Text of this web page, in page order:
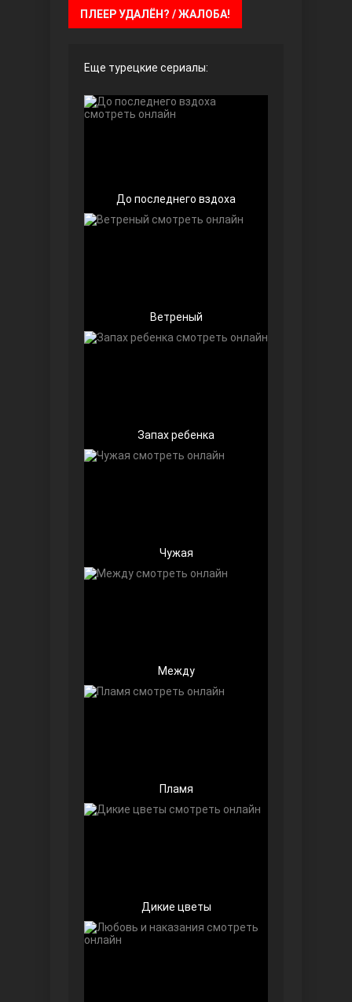
Дочь посла
Ранняя пташка
ПЛЕЕР УДАЛЁН? / ЖАЛОБА!
Еще турецкие сериалы:
До последнего вздоха
Ветреный
Запах ребенка
Чужая
Между
Пламя
Дикие цветы